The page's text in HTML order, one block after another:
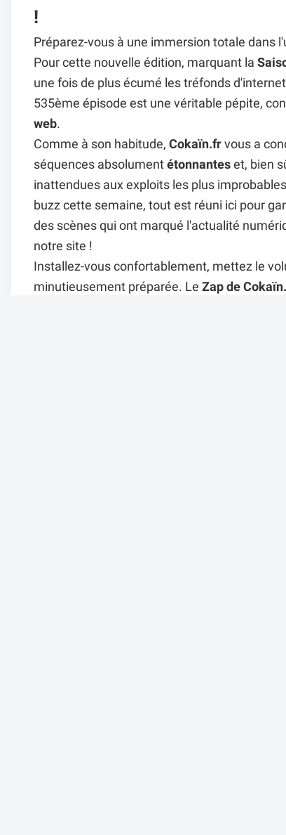
!
Préparez-vous à une immersion totale dans
Pour cette nouvelle édition, marquant la
une fois de plus écumé les tréfonds
535ème épisode est une véritable pépite,
web.
Comme à son habitude, Cokaïn.fr vous a
séquences absolument étonnantes et, bien
inattendues aux exploits les plus
buzz cette semaine, tout est réuni ici pour
des scènes qui ont marqué l'actualité
notre site !
Installez-vous confortablement, mettez le
minutieusement préparée. Le Zap de